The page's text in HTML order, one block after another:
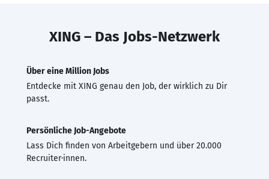
XING – Das Jobs-Netzwerk
Über eine Million Jobs
Entdecke mit XING genau den Job, der wirklich zu Dir
passt.
Persönliche Job-Angebote
Lass Dich finden von Arbeitgebern und über 20.000
Recruiter·innen.